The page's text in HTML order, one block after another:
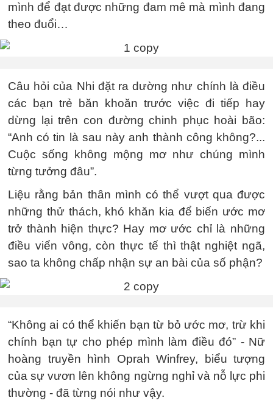
mình để đạt được những đam mê mà mình đang
theo đuổi…
Câu hỏi của Nhi đặt ra dường như chính là điều
các bạn trẻ băn khoăn trước việc đi tiếp hay
dừng lại trên con đường chinh phục hoài bão:
“Anh có tin là sau này anh thành công không?...
Cuộc sống không mộng mơ như chúng mình
từng tưởng đâu”.
Liệu rằng bản thân mình có thể vượt qua được
những thử thách, khó khăn kia để biến ước mơ
trở thành hiện thực? Hay mơ ước chỉ là những
điều viển vông, còn thực tế thì thật nghiệt ngã,
sao ta không chấp nhận sự an bài của số phận?
“Không ai có thể khiến bạn từ bỏ ước mơ, trừ khi
chính bạn tự cho phép mình làm điều đó” - Nữ
hoàng truyền hình Oprah Winfrey, biểu tượng
của sự vươn lên không ngừng nghỉ và nỗ lực phi
thường - đã từng nói như vậy.